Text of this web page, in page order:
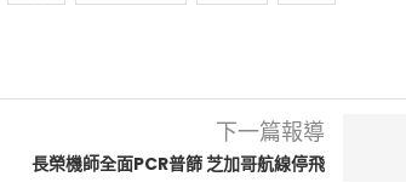
下一篇報導
長榮機師全面PCR普篩 芝加哥航線停飛